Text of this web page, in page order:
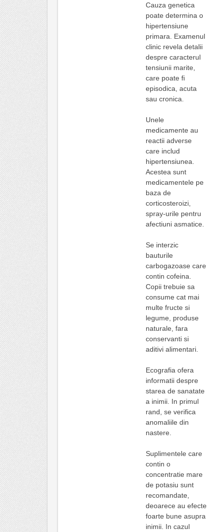
Cauza genetica
poate determina o
hipertensiune
primara. Examenul
clinic revela detalii
despre caracterul
tensiunii marite,
care poate fi
episodica, acuta
sau cronica.
Unele
medicamente au
reactii adverse
care includ
hipertensiunea.
Acestea sunt
medicamentele pe
baza de
corticosteroizi,
spray-urile pentru
afectiuni asmatice.
Se interzic
bauturile
carbogazoase care
contin cofeina.
Copii trebuie sa
consume cat mai
multe fructe si
legume, produse
naturale, fara
conservanti si
aditivi alimentari.
Ecografia ofera
informatii despre
starea de sanatate
a inimii. In primul
rand, se verifica
anomaliile din
nastere.
Suplimentele care
contin o
concentratie mare
de potasiu sunt
recomandate,
deoarece au efecte
foarte bune asupra
inimii. In cazul